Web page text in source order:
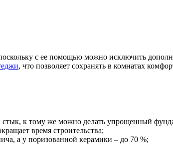
с ее помощью можно исключить
, что позволяет сохранять в комнатах
стык, к тому же можно делать упрощенный
время строительства;
а у поризованной керамики – до 70 %;